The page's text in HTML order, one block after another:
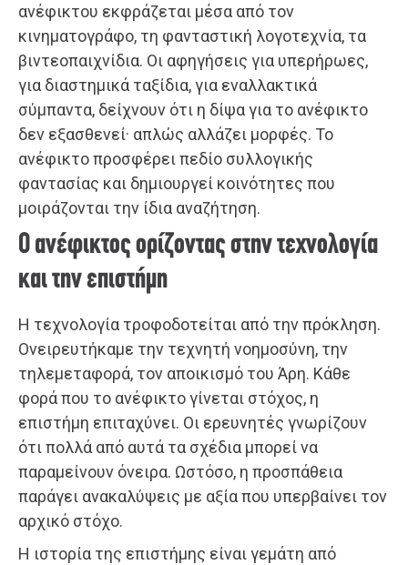
ανέφικτου εκφράζεται μέσα από τον
κινηματογράφο, τη φανταστική λογοτεχνία, τα
βιντεοπαιχνίδια. Οι αφηγήσεις για υπερήρωες,
για διαστημικά ταξίδια, για εναλλακτικά
σύμπαντα, δείχνουν ότι η δίψα για το ανέφικτο
δεν εξασθενεί· απλώς αλλάζει μορφές. Το
ανέφικτο προσφέρει πεδίο συλλογικής
φαντασίας και δημιουργεί κοινότητες που
μοιράζονται την ίδια αναζήτηση.
Ο ανέφικτος ορίζοντας στην τεχνολογία
και την επιστήμη
Η τεχνολογία τροφοδοτείται από την πρόκληση.
Ονειρευτήκαμε την τεχνητή νοημοσύνη, την
τηλεμεταφορά, τον αποικισμό του Άρη. Κάθε
φορά που το ανέφικτο γίνεται στόχος, η
επιστήμη επιταχύνει. Οι ερευνητές γνωρίζουν
ότι πολλά από αυτά τα σχέδια μπορεί να
παραμείνουν όνειρα. Ωστόσο, η προσπάθεια
παράγει ανακαλύψεις με αξία που υπερβαίνει τον
αρχικό στόχο.
Η ιστορία της επιστήμης είναι γεμάτη από